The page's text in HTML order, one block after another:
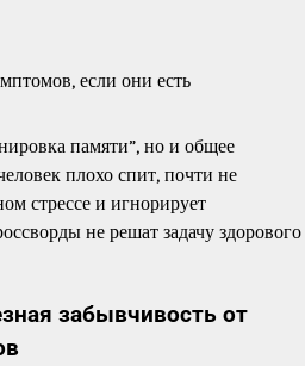
если они есть
памяти”, но и общее
плохо спит, почти не
стрессе и игнорирует
не решат задачу здорового
забывчивость от